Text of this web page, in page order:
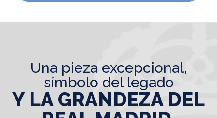
una pieza excepcional,
símbolo del legado
Y LA GRANDEZA DEL